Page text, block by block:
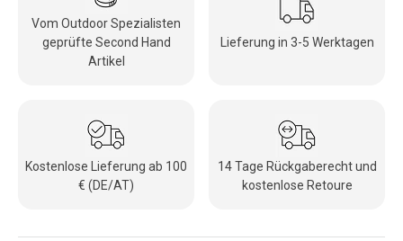
Vom Outdoor Spezialisten
geprüfte Second Hand
Artikel
Lieferung in 3-5 Werktagen
Kostenlose Lieferung ab 100
€ (DE/AT)
14 Tage Rückgaberecht und
kostenlose Retoure